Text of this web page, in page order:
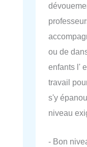
ou de
enfants l'
travail
s'y
niveau
- Bon